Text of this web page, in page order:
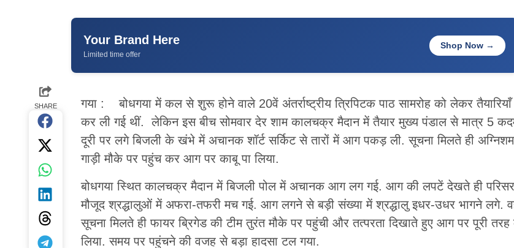
Your Brand Here
Limited time offer
Shop Now →
SHARE
गया : बोधगया में कल से शुरू होने वाले 20वें अंतर्राष्ट्रीय त्रिपिटक पाठ सामरोह को लेकर तैयारियाँ
कर ली गई थीं. लेकिन इस बीच सोमवार देर शाम कालचक्र मैदान में तैयार मुख्य पंडाल से मात्र 5
दूरी पर लगे बिजली के खंभे में अचानक शॉर्ट सर्किट से तारों में आग पकड़ ली. सूचना मिलते ही
गाड़ी मौके पर पहुंच कर आग पर काबू पा लिया.
बोधगया स्थित कालचक्र मैदान में बिजली पोल में अचानक आग लग गई. आग की लपटें देखते ही
मौजूद श्रद्धालुओं में अफरा-तफरी मच गई. आग लगने से बड़ी संख्या में श्रद्धालु इधर-उधर भागने लगे.
सूचना मिलते ही फायर ब्रिगेड की टीम तुरंत मौके पर पहुंची और तत्परता दिखाते हुए आग पर पूरी तरह
लिया. समय पर पहुंचने की वजह से बड़ा हादसा टल गया.